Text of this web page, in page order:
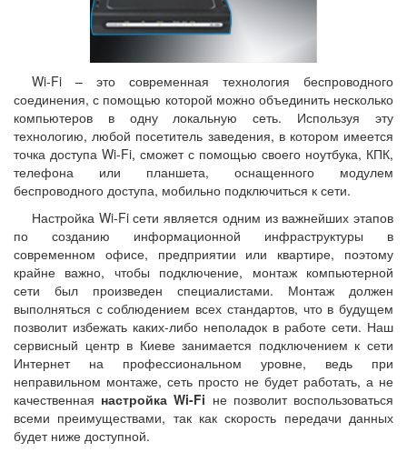
Wi-Fi – это современная технология беспроводного
соединения, с помощью которой можно объединить несколько
компьютеров в одну локальную сеть. Используя эту
технологию, любой посетитель заведения, в котором имеется
точка доступа Wi-Fi, сможет с помощью своего ноутбука, КПК,
телефона или планшета, оснащенного модулем
беспроводного доступа, мобильно подключиться к сети.
Настройка Wi-Fi сети является одним из важнейших этапов
по созданию информационной инфраструктуры в
современном офисе, предприятии или квартире, поэтому
крайне важно, чтобы подключение, монтаж компьютерной
сети был произведен специалистами. Монтаж должен
выполняться с соблюдением всех стандартов, что в будущем
позволит избежать каких-либо неполадок в работе сети. Наш
сервисный центр в Киеве занимается подключением к сети
Интернет на профессиональном уровне, ведь при
неправильном монтаже, сеть просто не будет работать, а не
качественная настройка Wi-Fi не позволит воспользоваться
всеми преимуществами, так как скорость передачи данных
будет ниже доступной.